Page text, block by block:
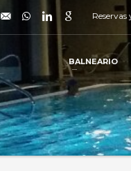
BALNEARIO